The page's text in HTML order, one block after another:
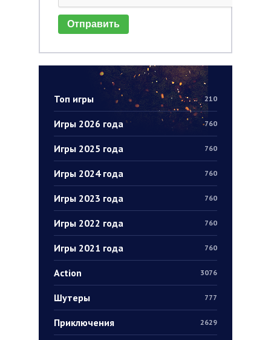
Топ игры 210
Игры 2026 года 760
Игры 2025 года 760
Игры 2024 года 760
Игры 2023 года 760
Игры 2022 года 760
Игры 2021 года 760
Action 3076
Шутеры 777
Приключения 2629
Отправить